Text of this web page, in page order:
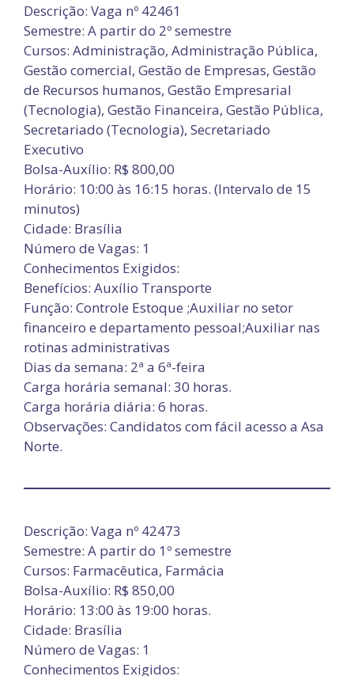
Descrição: Vaga nº 42461
Semestre: A partir do 2º semestre
Cursos: Administração, Administração Pública,
Gestão comercial, Gestão de Empresas, Gestão
de Recursos humanos, Gestão Empresarial
(Tecnologia), Gestão Financeira, Gestão Pública,
Secretariado (Tecnologia), Secretariado
Executivo
Bolsa-Auxílio: R$ 800,00
Horário: 10:00 às 16:15 horas. (Intervalo de 15
minutos)
Cidade: Brasília
Número de Vagas: 1
Conhecimentos Exigidos:
Benefícios: Auxílio Transporte
Função: Controle Estoque ;Auxiliar no setor
financeiro e departamento pessoal;Auxiliar nas
rotinas administrativas
Dias da semana: 2ª a 6ª-feira
Carga horária semanal: 30 horas.
Carga horária diária: 6 horas.
Observações: Candidatos com fácil acesso a Asa
Norte.
Descrição: Vaga nº 42473
Semestre: A partir do 1º semestre
Cursos: Farmacêutica, Farmácia
Bolsa-Auxílio: R$ 850,00
Horário: 13:00 às 19:00 horas.
Cidade: Brasília
Número de Vagas: 1
Conhecimentos Exigidos: